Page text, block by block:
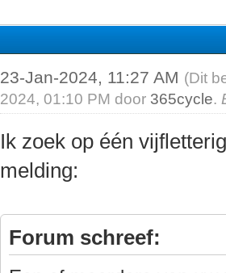
23-Jan-2024, 11:27 AM (Dit
2024, 01:10 PM door 365cycle.
Ik zoek op één
melding:
Forum schreef: